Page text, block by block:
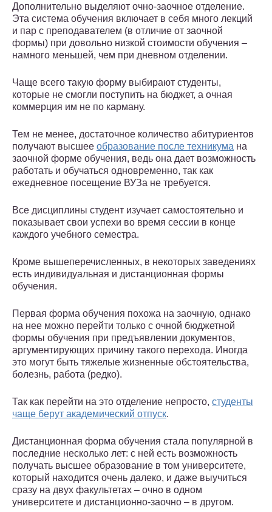
Дополнительно выделяют очно-заочное отделение.
Эта система обучения включает в себя много лекций
и пар с преподавателем (в отличие от заочной
формы) при довольно низкой стоимости обучения –
намного меньшей, чем при дневном отделении.
Чаще всего такую форму выбирают студенты,
которые не смогли поступить на бюджет, а очная
коммерция им не по карману.
Тем не менее, достаточное количество абитуриентов
получают высшее образование после техникума на
заочной форме обучения, ведь она дает возможность
работать и обучаться одновременно, так как
ежедневное посещение ВУЗа не требуется.
Все дисциплины студент изучает самостоятельно и
показывает свои успехи во время сессии в конце
каждого учебного семестра.
Кроме вышеперечисленных, в некоторых заведениях
есть индивидуальная и дистанционная формы
обучения.
Первая форма обучения похожа на заочную, однако
на нее можно перейти только с очной бюджетной
формы обучения при предъявлении документов,
аргументирующих причину такого перехода. Иногда
это могут быть тяжелые жизненные обстоятельства,
болезнь, работа (редко).
Так как перейти на это отделение непросто, студенты
чаще берут академический отпуск.
Дистанционная форма обучения стала популярной в
последние несколько лет: с ней есть возможность
получать высшее образование в том университете,
который находится очень далеко, и даже выучиться
сразу на двух факультетах – очно в одном
университете и дистанционно-заочно – в другом.